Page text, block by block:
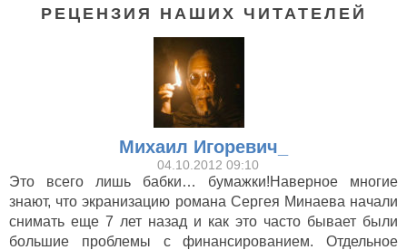
Generation П (2011)
РЕЦЕНЗИЯ НАШИХ ЧИТАТЕЛЕЙ
Михаил Игоревич_
04.10.2012 09:10
Это всего лишь бабки… бумажки!Наверное многие
знают, что экранизацию романа Сергея Минаева начали
снимать еще 7 лет назад и как это часто бывает были
большие проблемы с финансированием. Отдельное